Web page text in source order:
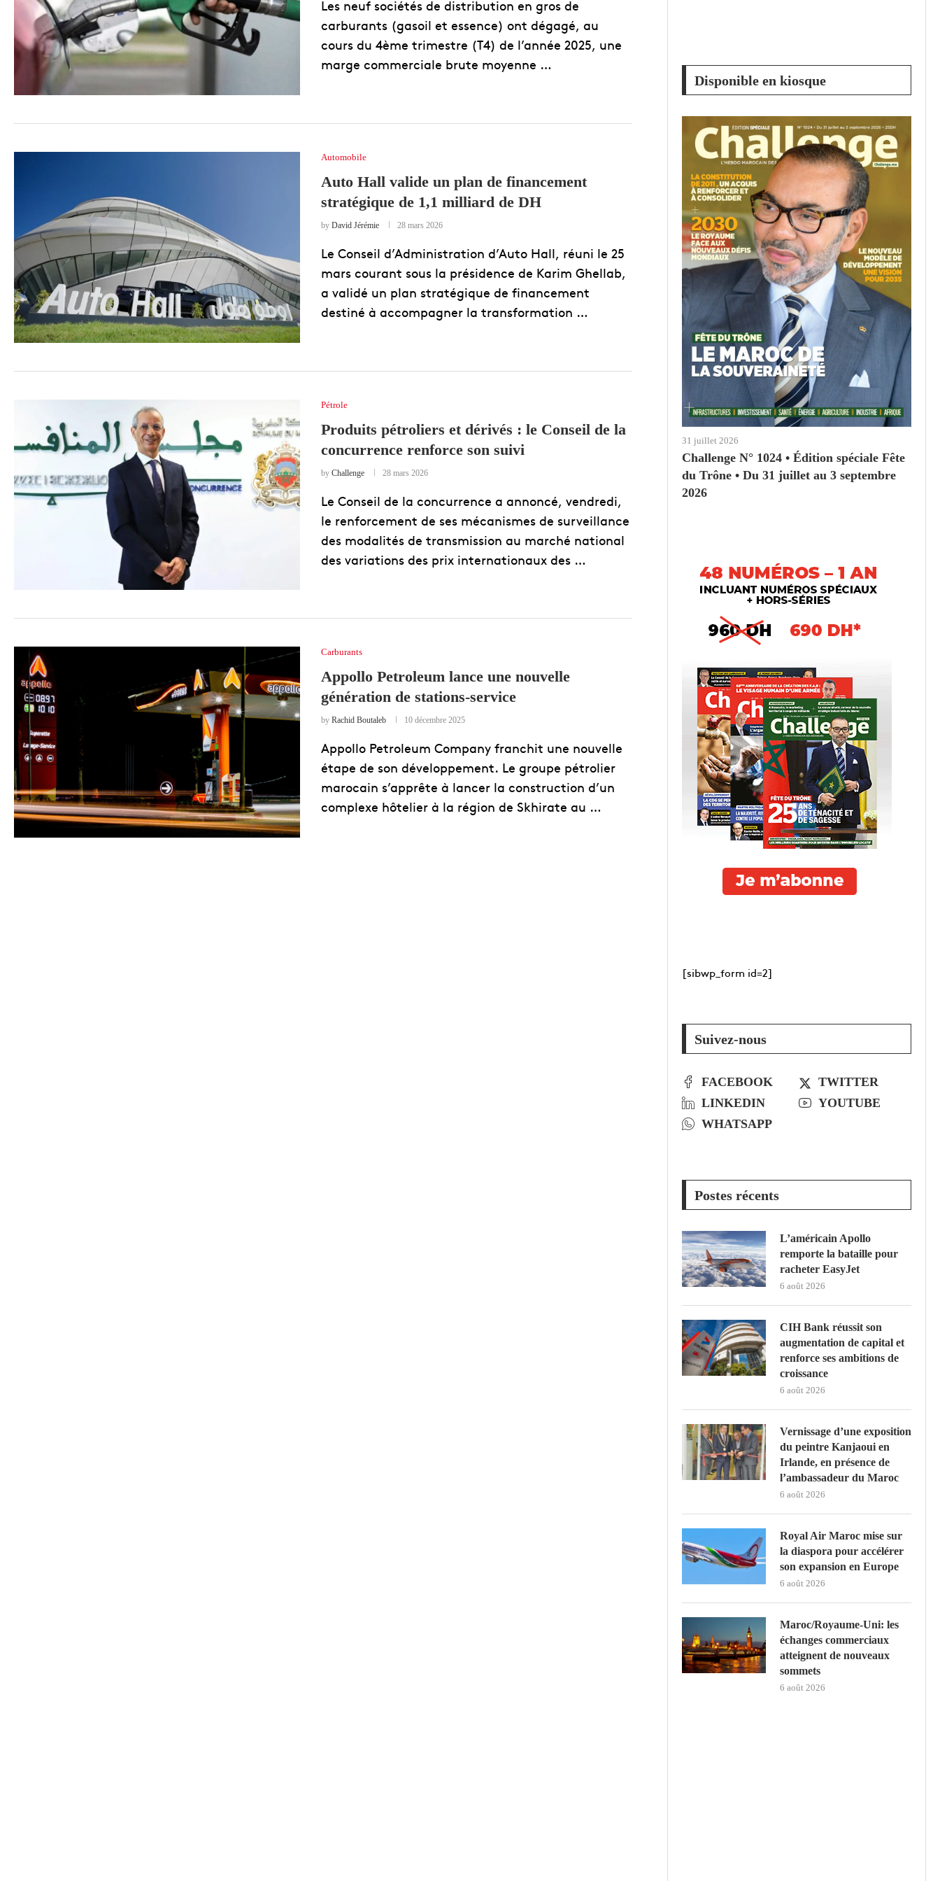
Les neuf sociétés de distribution en gros de
carburants (gasoil et essence) ont dégagé, au
cours du 4ème trimestre (T4) de l’année 2025, une
marge commerciale brute moyenne …
Automobile
Auto Hall valide un plan de financement
stratégique de 1,1 milliard de DH
by David Jérémie 28 mars 2026
Le Conseil d’Administration d’Auto Hall, réuni le 25
mars courant sous la présidence de Karim Ghellab,
a validé un plan stratégique de financement
destiné à accompagner la transformation …
Pétrole
Produits pétroliers et dérivés : le Conseil de la
concurrence renforce son suivi
by Challenge 28 mars 2026
Le Conseil de la concurrence a annoncé, vendredi,
le renforcement de ses mécanismes de surveillance
des modalités de transmission au marché national
des variations des prix internationaux des …
Carburants
Appollo Petroleum lance une nouvelle
génération de stations-service
by Rachid Boutaleb 10 décembre 2025
Appollo Petroleum Company franchit une nouvelle
étape de son développement. Le groupe pétrolier
marocain s’apprête à lancer la construction d’un
complexe hôtelier à la région de Skhirate au …
Disponible en kiosque
31 juillet 2026
Challenge N° 1024 • Édition spéciale Fête
du Trône • Du 31 juillet au 3 septembre
2026
[sibwp_form id=2]
Suivez-nous
FACEBOOK
TWITTER
LINKEDIN
YOUTUBE
WHATSAPP
Postes récents
L’américain Apollo
remporte la bataille pour
racheter EasyJet
6 août 2026
CIH Bank réussit son
augmentation de capital et
renforce ses ambitions de
croissance
6 août 2026
Vernissage d’une exposition
du peintre Kanjaoui en
Irlande, en présence de
l’ambassadeur du Maroc
6 août 2026
Royal Air Maroc mise sur
la diaspora pour accélérer
son expansion en Europe
6 août 2026
Maroc/Royaume-Uni: les
échanges commerciaux
atteignent de nouveaux
sommets
6 août 2026